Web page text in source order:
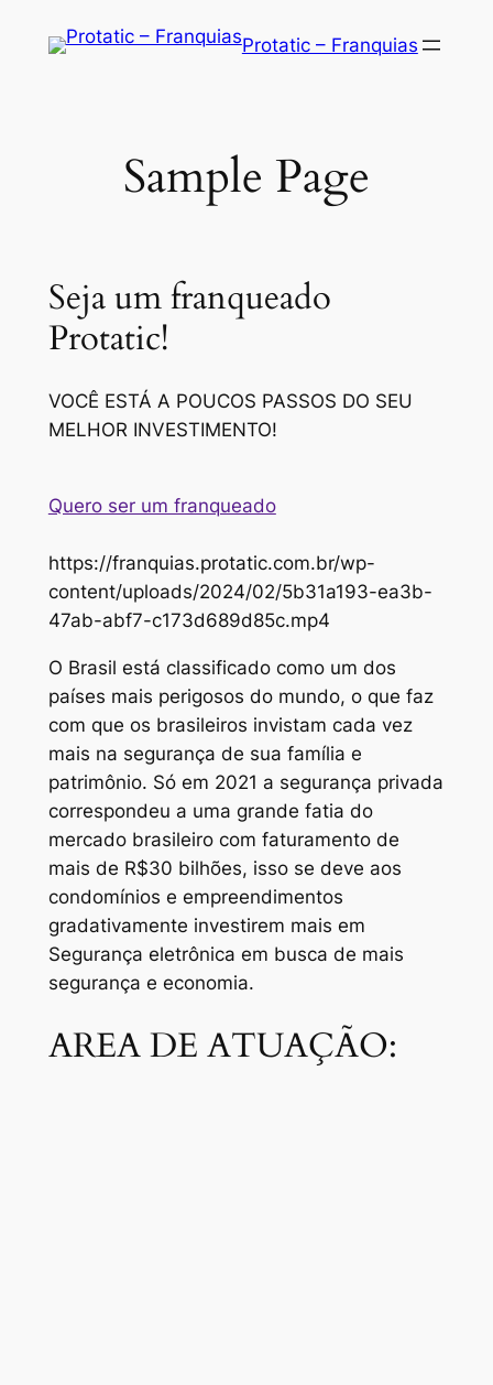
Protatic – Franquias
Sample Page
Seja um franqueado
Protatic!
VOCÊ ESTÁ A POUCOS PASSOS DO SEU
MELHOR INVESTIMENTO!
Quero ser um franqueado
https://franquias.protatic.com.br/wp-
content/uploads/2024/02/5b31a193-ea3b-
47ab-abf7-c173d689d85c.mp4
O Brasil está classificado como um dos
países mais perigosos do mundo, o que faz
com que os brasileiros invistam cada vez
mais na segurança de sua família e
patrimônio. Só em 2021 a segurança privada
correspondeu a uma grande fatia do
mercado brasileiro com faturamento de
mais de R$30 bilhões, isso se deve aos
condomínios e empreendimentos
gradativamente investirem mais em
Segurança eletrônica em busca de mais
segurança e economia.
AREA DE ATUAÇÃO: